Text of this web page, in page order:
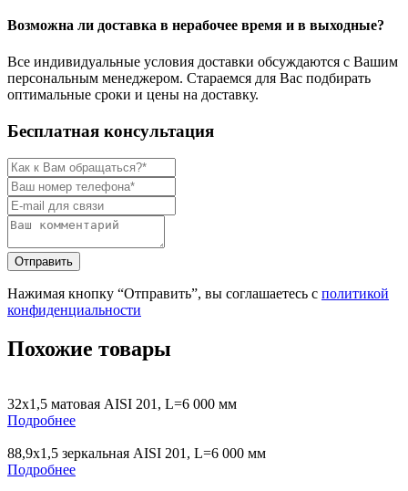
Возможна ли доставка в нерабочее время и в выходные?
Все индивидуальные условия доставки обсуждаются с Вашим
персональным менеджером. Стараемся для Вас подбирать
оптимальные сроки и цены на доставку.
Бесплатная консультация
Нажимая кнопку “Отправить”, вы соглашаетесь с политикой
конфиденциальности
Похожие товары
32х1,5 матовая AISI 201, L=6 000 мм
Подробнее
88,9х1,5 зеркальная AISI 201, L=6 000 мм
Подробнее